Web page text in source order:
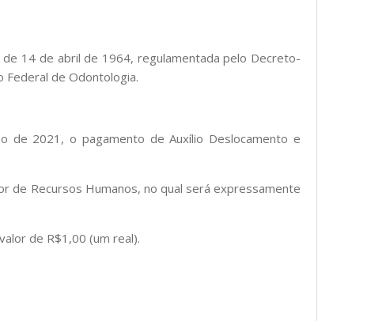
14 de abril de 1964, regulamentada pelo Decreto-
Federal de Odontologia.
de 2021, o pagamento de Auxílio Deslocamento e
de Recursos Humanos, no qual será expressamente
de R$1,00 (um real).